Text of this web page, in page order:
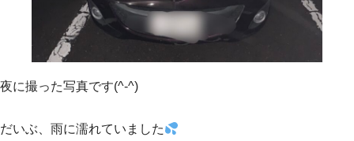
夜に撮った写真です(^-^)
だいぶ、雨に濡れていました